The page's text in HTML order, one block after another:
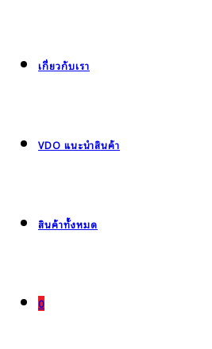
เกี่ยวกับเรา
VDO แนะนำสินค้า
สินค้าทั้งหมด
0